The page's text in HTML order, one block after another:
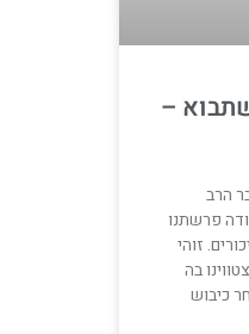
–
הרב
פרשתנו
זוהי
בה
כיבוש